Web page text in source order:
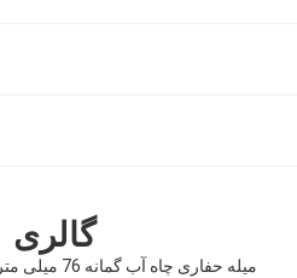
گالری
میله حفاری چاه آب گمانه 76 میلی متری با جوش اصطکاکی